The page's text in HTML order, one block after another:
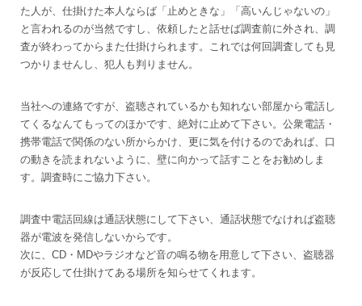
た人が、仕掛けた本人ならば「止めときな」「高いんじゃないの」
と言われるのが当然ですし、依頼したと話せば調査前に外され、調
査が終わってからまた仕掛けられます。これでは何回調査しても見
つかりませんし、犯人も判りません。
当社への連絡ですが、盗聴されているかも知れない部屋から電話し
てくるなんてもってのほかです、絶対に止めて下さい。公衆電話・
携帯電話で関係のない所からかけ、更に気を付けるのであれば、口
の動きを読まれないように、壁に向かって話すことをお勧めしま
す。調査時にご協力下さい。
調査中電話回線は通話状態にして下さい、通話状態でなければ盗聴
器が電波を発信しないからです。
次に、CD・MDやラジオなど音の鳴る物を用意して下さい、盗聴器
が反応して仕掛けてある場所を知らせてくれます。